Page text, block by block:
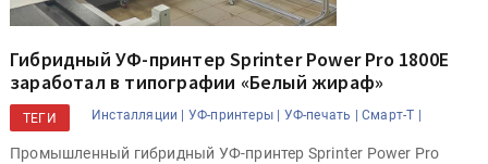
Гибридный УФ-принтер Sprinter Power Pro 1800E
заработал в типографии «Белый жираф»
ТЕГИ Инсталляции | УФ-принтеры | УФ-печать | Смарт-Т |
Промышленный гибридный УФ-принтер Sprinter Power Pro